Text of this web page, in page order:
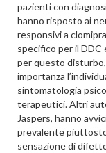
pazienti con
hanno risposto ai
responsivi a
specifico per il
per questo
importanza
sintomatologia
terapeutici. Altri
Jaspers, hanno
prevalente piuttosto
sensazione di